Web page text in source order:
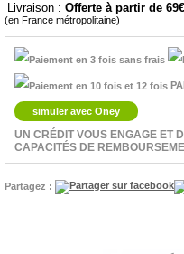
Livraison : Offerte à partir de 69
(en France métropolitaine)
simuler avec Oney
UN CRÉDIT VOUS ENGAGE ET
CAPACITÉS DE
Partagez :